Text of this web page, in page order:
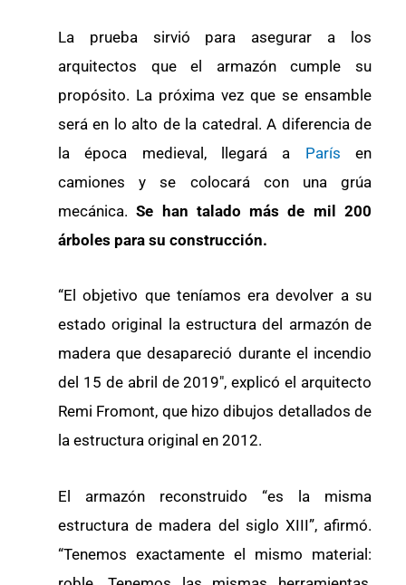
La prueba sirvió para asegurar a los
arquitectos que el armazón cumple su
propósito. La próxima vez que se ensamble
será en lo alto de la catedral. A diferencia de
la época medieval, llegará a Parísen
camiones y se colocará con una grúa
mecánica.Se han talado más de mil 200
árboles para su construcción.
“El objetivo que teníamos era devolver a su
estado original la estructura del armazón de
madera que desapareció durante el incendio
del 15 de abril de 2019″, explicó el arquitecto
Remi Fromont, que hizo dibujos detallados de
la estructura original en 2012.
El armazón reconstruido “es la misma
estructura de madera del siglo XIII”, afirmó.
“Tenemos exactamente el mismo material: